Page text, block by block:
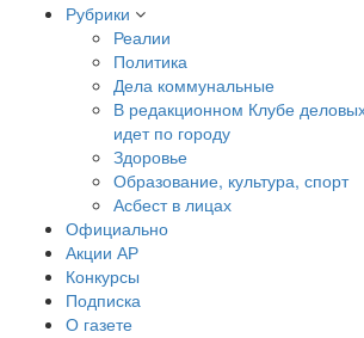
Рубрики
Реалии
Политика
Дела коммунальные
В редакционном Клубе
идет по городу
Здоровье
Образование, культура, спорт
Асбест в лицах
Официально
Акции АР
Конкурсы
Подписка
О газете